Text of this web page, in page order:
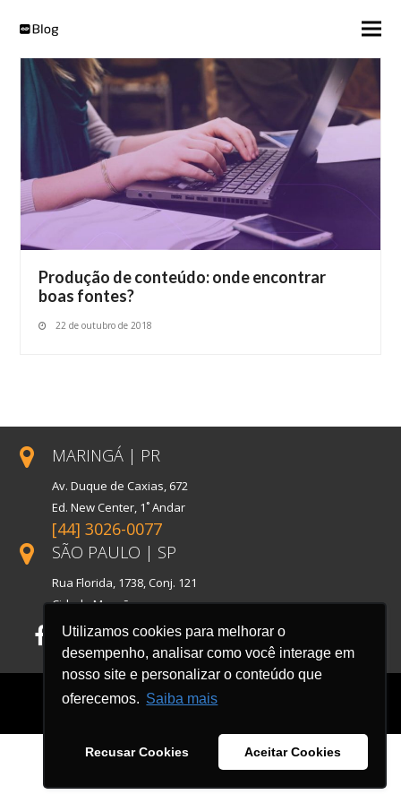
Utilizamos cookies para melhorar o
desempenho, analisar como você interage em
nosso site e personalizar o conteúdo que
oferecemos. Saiba mais
Recusar Cookies Aceitar Cookies
Produção de conteúdo: onde encontrar
boas fontes?
22 de outubro de 2018
MARINGÁ | PR
Av. Duque de Caxias, 672
Ed. New Center, 1˚ Andar
[44] 3026-0077
SÃO PAULO | SP
Rua Florida, 1738, Conj. 121
Cidade Monções
Facebook
LinkedIn
Instagram